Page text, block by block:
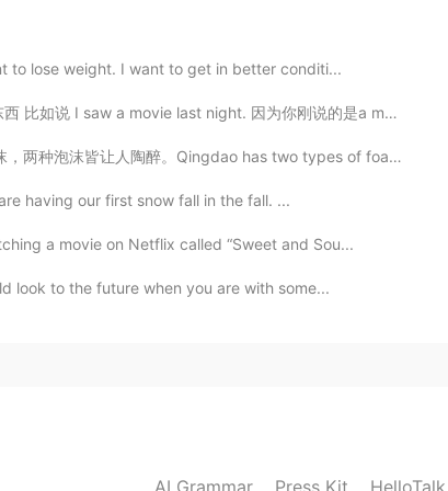
2020.07.12 16:49
he visité.
óla cuarentena.
to lose weight. I want to get in better conditi...
I saw a movie last night. 因为你刚说的是a movie，所以对...
陶醉。Qingdao has two types of foam. One is the foam of the sea, t...
having our first snow fall in the fall. ...
a movie on Netflix called “Sweet and Sou...
look to the future when you are with some...
AI Grammar Press Kit